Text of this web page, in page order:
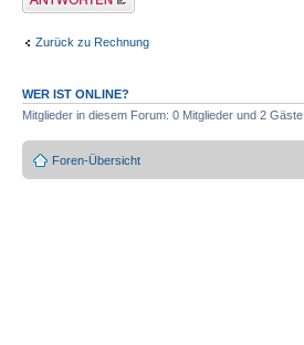
Zurück zu Rechnung
WER IST ONLINE?
Mitglieder in diesem Forum: 0 Mitglieder und 2 Gäste
Foren-Übersicht